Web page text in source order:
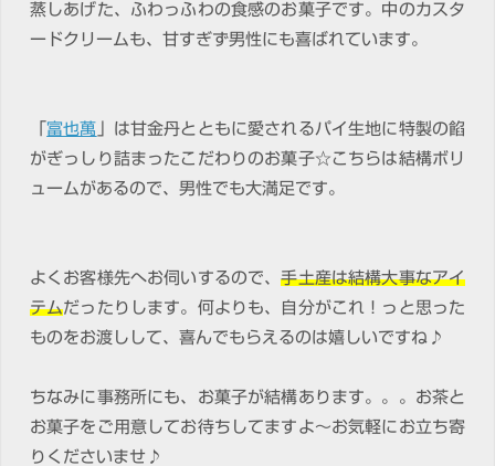
蒸しあげた、ふわっふわの食感のお菓子です。中のカスタ
ードクリームも、甘すぎず男性にも喜ばれています。
富也萬 」は甘金丹とともに愛されるパイ生地に特製の餡
がぎっしり詰まったこだわりのお菓子☆こちらは結構ボリ
ュームがあるので、男性でも大満足です。
よくお客様先へお伺いするので、手土産は結構大事なアイ
テムだったりします。何よりも、自分がこれ！っと思った
ものをお渡しして、喜んでもらえるのは嬉しいですね♪
ちなみに事務所にも、お菓子が結構あります。。。お茶と
お菓子をご用意してお待ちしてますよ～お気軽にお立ち寄
りくださいませ♪